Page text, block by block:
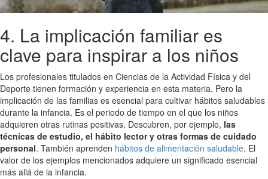
4. La implicación familiar es
clave para inspirar a los niños
Los profesionales titulados en Ciencias de la Actividad Física y del
Deporte tienen formación y experiencia en esta materia. Pero la
implicación de las familias es esencial para cultivar hábitos saludables
durante la infancia. Es el periodo de tiempo en el que los niños
adquieren otras rutinas positivas. Descubren, por ejemplo, las
técnicas de estudio, el hábito lector y otras formas de cuidado
personal. También aprenden hábitos de alimentación saludable. El
valor de los ejemplos mencionados adquiere un significado esencial
más allá de la infancia.